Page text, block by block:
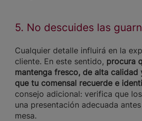
5. No descuides las
Cualquier detalle influirá en la
cliente. En este sentido, procura
mantenga fresco, de alta calidad
que tu comensal recuerde e
consejo adicional: verifica que
una presentación adecuada
mesa.